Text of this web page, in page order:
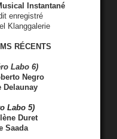
Instantané
enregistré
Klanggalerie
RÉCENTS
Labo 6)
Negro
Delaunay
Labo 5)
Duret
Saada